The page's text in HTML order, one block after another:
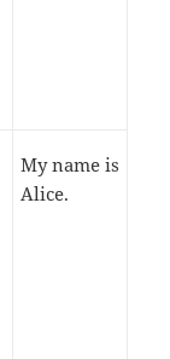
My name is
Alice.